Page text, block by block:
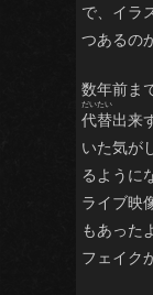
で、イラ
つあるの
数年前ま
代替出来
いた気が
るように
ライブ映
もあった
フェイク